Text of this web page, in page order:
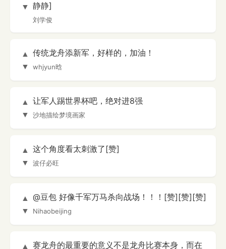
▼ 静静]
刘学俊
▲
▼
传统龙舟添新军，好样的，加油！
whjyun晗
▲
▼
让军人踢世界杯吧，绝对进8强
沙地描绘梦境画家
▲
▼
这个角度看太刺激了[赞]
波仔必旺
▲
▼
@豆包 好像千军万马杀向战场！！！[赞][赞][赞]
Nihaobeijing
▲ 赛龙舟的最重要的意义不是龙舟比赛本身，而在